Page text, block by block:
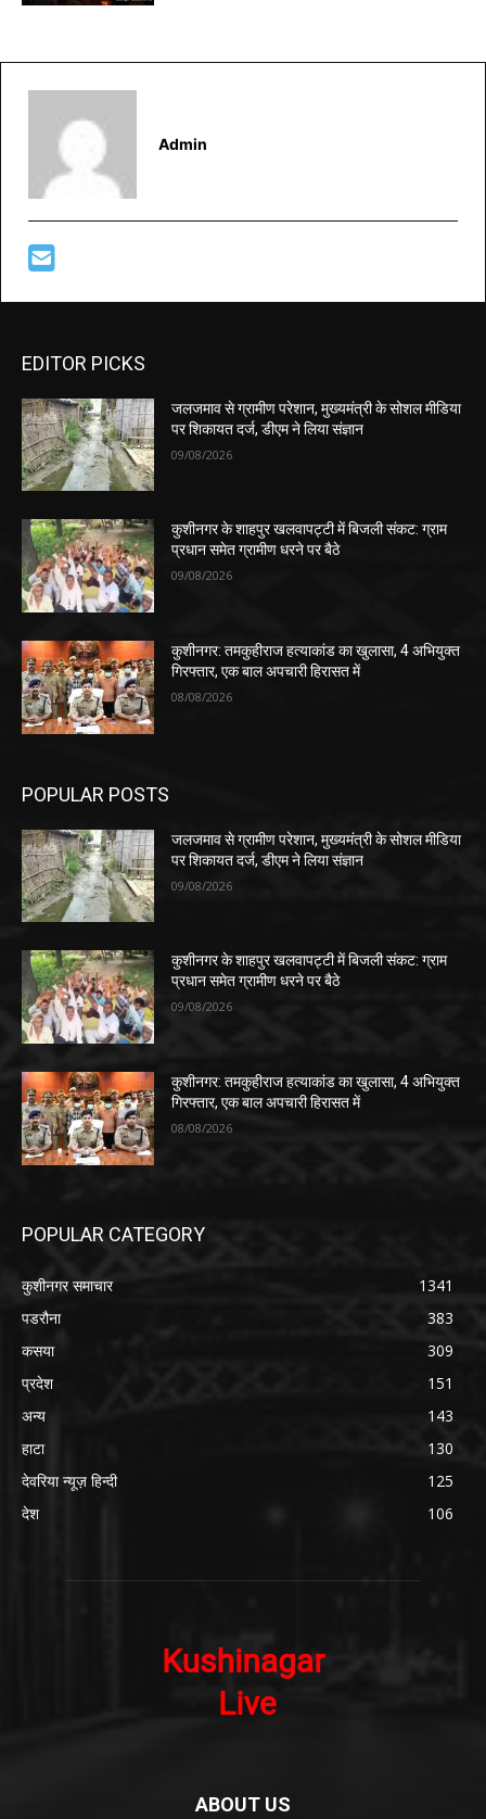
Admin
EDITOR PICKS
जलजमाव से ग्रामीण परेशान, मुख्यमंत्री के सोशल मीडिया
पर शिकायत दर्ज, डीएम ने लिया संज्ञान
09/08/2026
कुशीनगर के शाहपुर खलवापट्टी में बिजली संकट: ग्राम
प्रधान समेत ग्रामीण धरने पर बैठे
09/08/2026
कुशीनगर: तमकुहीराज हत्याकांड का खुलासा, 4 अभियुक्त
गिरफ्तार, एक बाल अपचारी हिरासत में
08/08/2026
POPULAR POSTS
जलजमाव से ग्रामीण परेशान, मुख्यमंत्री के सोशल मीडिया
पर शिकायत दर्ज, डीएम ने लिया संज्ञान
09/08/2026
कुशीनगर के शाहपुर खलवापट्टी में बिजली संकट: ग्राम
प्रधान समेत ग्रामीण धरने पर बैठे
09/08/2026
कुशीनगर: तमकुहीराज हत्याकांड का खुलासा, 4 अभियुक्त
गिरफ्तार, एक बाल अपचारी हिरासत में
08/08/2026
POPULAR CATEGORY
कुशीनगर समाचार
1341
पडरौना
383
कसया
309
प्रदेश
151
अन्य
143
हाटा
130
देवरिया न्यूज़ हिन्दी
125
देश
106
ABOUT US